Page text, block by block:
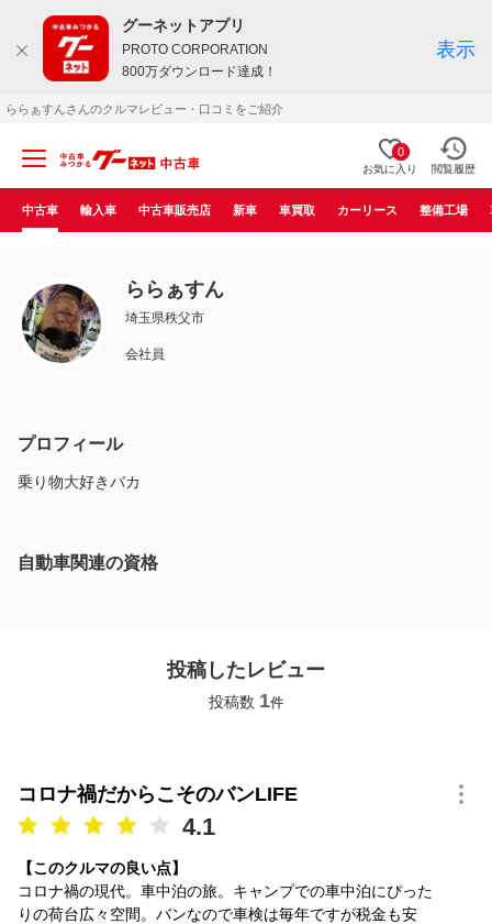
グーネットアプリ
PROTO CORPORATION
800万ダウンロード達成！
表示
ららぁすんさんのクルマレビュー・口コミをご紹介
0
お気に入り 閲覧履歴
中古車 輸入車 中古車販売店 新車 車買取 カーリース 整備工場
ららぁすん
埼玉県秩父市
会社員
プロフィール
乗り物大好きバカ
自動車関連の資格
投稿したレビュー
投稿数 1件
コロナ禍だからこそのバンLIFE
4.1
【このクルマの良い点】
コロナ禍の現代。車中泊の旅。キャンプでの車中泊にぴった
りの荷台広々空間。バンなので車検は毎年ですが税金も安